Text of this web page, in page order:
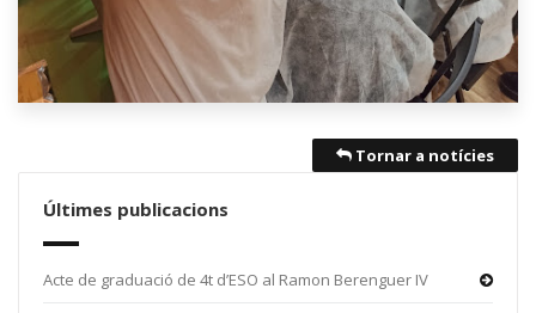
Tornar a notícies
Últimes publicacions
Acte de graduació de 4t d’ESO al Ramon Berenguer IV